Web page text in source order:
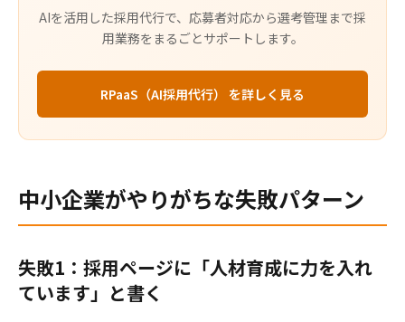
AIを活用した採用代行で、応募者対応から選考管理まで採
用業務をまるごとサポートします。
RPaaS（AI採用代行） を詳しく見る
中小企業がやりがちな失敗パターン
失敗1：採用ページに「人材育成に力を入れ
ています」と書く